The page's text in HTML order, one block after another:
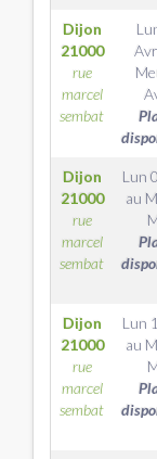
Dijon
21000
rue
marcel
sembat
Dijon
21000
rue
marcel
sembat
Lun
au
Dijon
21000
rue
marcel
sembat
Lun
au